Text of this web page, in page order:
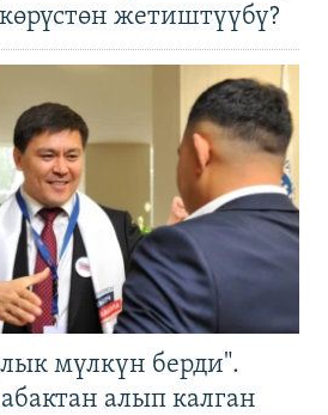
жетиштүүбү?
мүлкүн берди".
алып калган